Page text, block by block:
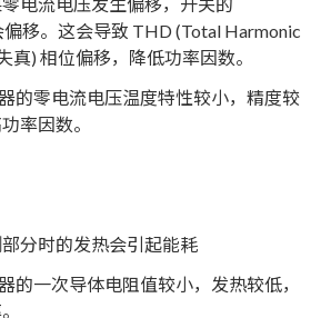
移。这会导致 THD (Total Harmonic
真) 相位偏移，降低功率因数。
的零电流电压温度特性较小，精度较
率因数。
分时的发热会引起能耗
一次导体电阻值较小，发热较低，